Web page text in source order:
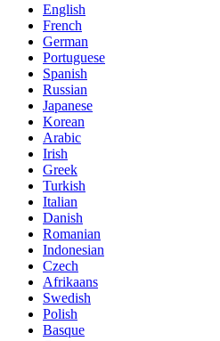
English
French
German
Portuguese
Spanish
Russian
Japanese
Korean
Arabic
Irish
Greek
Turkish
Italian
Danish
Romanian
Indonesian
Czech
Afrikaans
Swedish
Polish
Basque